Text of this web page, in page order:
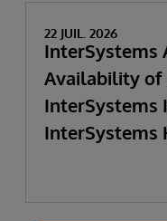
22 JUIL. 2026
InterSystems
Availability of
InterSystems
InterSystems